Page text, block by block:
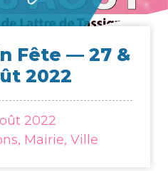
Fête — 27 &
2022
2022
, Mairie,Ville